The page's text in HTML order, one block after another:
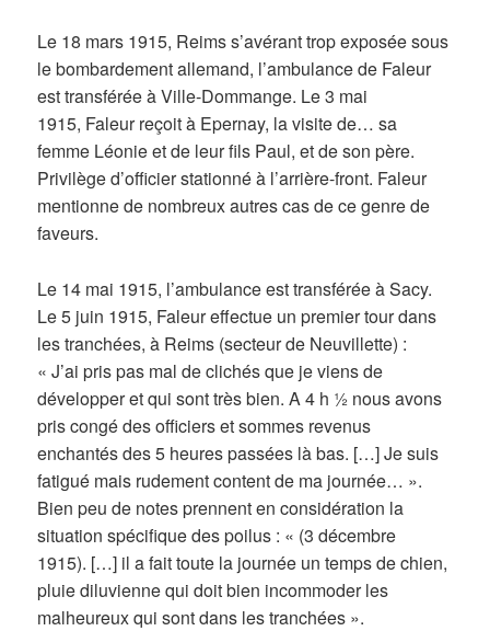
Le 18 mars 1915, Reims s’avérant trop exposée sous
le bombardement allemand, l’ambulance de Faleur
est transférée à Ville-Dommange. Le 3 mai
1915, Faleur reçoit à Epernay, la visite de… sa
femme Léonie et de leur fils Paul, et de son père.
Privilège d’officier stationné à l’arrière-front. Faleur
mentionne de nombreux autres cas de ce genre de
faveurs.
Le 14 mai 1915, l’ambulance est transférée à Sacy.
Le 5 juin 1915, Faleur effectue un premier tour dans
les tranchées, à Reims (secteur de Neuvillette) :
« J’ai pris pas mal de clichés que je viens de
développer et qui sont très bien. A 4 h ½ nous avons
pris congé des officiers et sommes revenus
enchantés des 5 heures passées là bas. […] Je suis
fatigué mais rudement content de ma journée… ».
Bien peu de notes prennent en considération la
situation spécifique des poilus : « (3 décembre
1915). […] il a fait toute la journée un temps de chien,
pluie diluvienne qui doit bien incommoder les
malheureux qui sont dans les tranchées ».